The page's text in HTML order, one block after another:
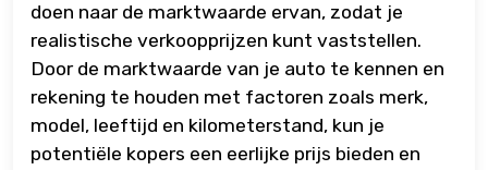
doen naar de marktwaarde ervan, zodat je
realistische verkoopprijzen kunt vaststellen.
Door de marktwaarde van je auto te kennen en
rekening te houden met factoren zoals merk,
model, leeftijd en kilometerstand, kun je
potentiële kopers een eerlijke prijs bieden en